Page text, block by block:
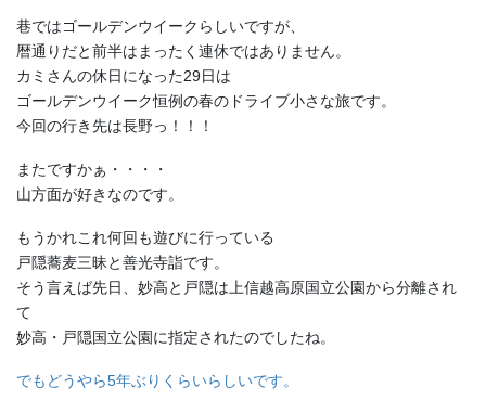
巷ではゴールデンウイークらしいですが、
暦通りだと前半はまったく連休ではありません。
カミさんの休日になった29日は
ゴールデンウイーク恒例の春のドライブ小さな旅です。
今回の行き先は長野っ！！！
またですかぁ・・・・
山方面が好きなのです。
もうかれこれ何回も遊びに行っている
戸隠蕎麦三昧と善光寺詣です。
そう言えば先日、妙高と戸隠は上信越高原国立公園から分離され
て
妙高・戸隠国立公園に指定されたのでしたね。
でもどうやら5年ぶりくらいらしいです。